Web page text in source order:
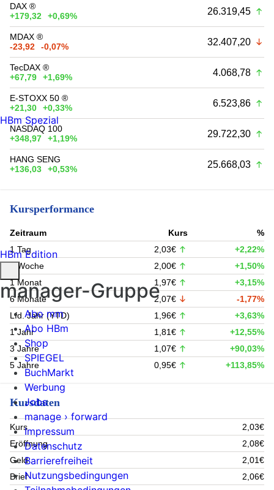
DAX ®
+179,32
+0,69% 26.319,45
MDAX ®
-23,92
-0,07% 32.407,20
TecDAX ®
+67,79
+1,69% 4.068,78
E-STOXX 50 ®
+21,30
+0,33% 6.523,86
NASDAQ 100
+348,97
+1,19% 29.722,30
HANG SENG
+136,03
+0,53% 25.668,03
Kursperformance
Zeitraum Kurs
%
1 Tag
2,03€
+2,22%
1 Woche
2,00€
+1,50%
1 Monat
1,97€
+3,15%
6 Monate
2,07€
-1,77%
Lfd. Jahr (YTD)
1,96€
+3,63%
1 Jahr
1,81€
+12,55%
3 Jahre
1,07€
+90,03%
5 Jahre
0,95€ +113,85%
Kursdaten
Kurs
2,03€
Eröffnung
2,08€
Geld
2,01€
Brief
2,06€
HBm Spezial
HBm Edition
manager-Gruppe
Abo mm
Abo HBm
Shop
SPIEGEL
BuchMarkt
Werbung
Jobs
manage › forward
Impressum
Datenschutz
Barrierefreiheit
Nutzungsbedingungen